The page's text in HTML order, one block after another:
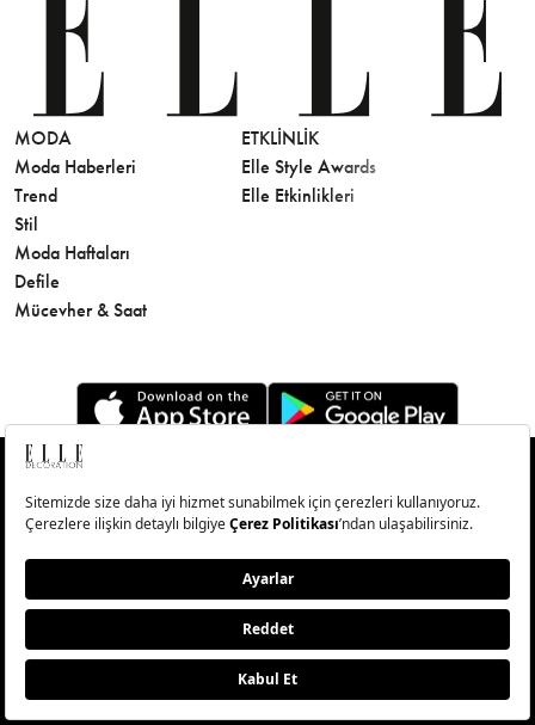
MODA
Moda Haberleri
Trend
Stil
Moda Haftaları
Defile
Mücevher & Saat
ETKLINLIK
Elle Style Awards
Elle Etkinlikleri
© Big Medya Teknoloji A.Ş. Altunizade Mahallesi Kuşbakışı
Caddesi No:27/1 Üsküdar/İstanbul
Aydınlatma Metni
Copyright © 2026 - Tüm Hakları Saklıdır.